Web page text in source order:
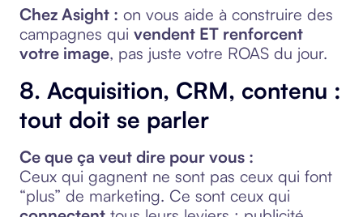
Chez Asight : on vous aide à construire des
campagnes qui vendent ET renforcent
votre image, pas juste votre ROAS du jour.
8. Acquisition, CRM, contenu :
tout doit se parler
Ce que ça veut dire pour vous :
Ceux qui gagnent ne sont pas ceux qui font
“plus” de marketing. Ce sont ceux qui